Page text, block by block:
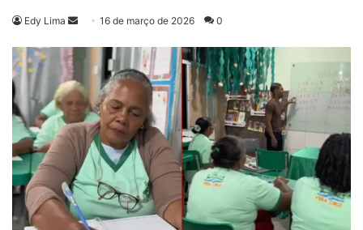
Edy Lima
Mande
e-
mail
16 de março de 2026 0